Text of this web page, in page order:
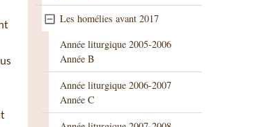
Les homélies avant 2017
Année liturgique 2005-2006
Année B
Année liturgique 2006-2007
Année C